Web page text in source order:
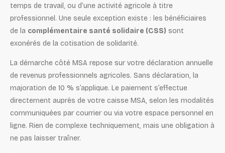
temps de travail, ou d’une activité agricole à titre
professionnel. Une seule exception existe : les bénéficiaires
de la complémentaire santé solidaire (CSS) sont
exonérés de la cotisation de solidarité.
La démarche côté MSA repose sur votre déclaration annuelle
de revenus professionnels agricoles. Sans déclaration, la
majoration de 10 % s’applique. Le paiement s’effectue
directement auprès de votre caisse MSA, selon les modalités
communiquées par courrier ou via votre espace personnel en
ligne. Rien de complexe techniquement, mais une obligation à
ne pas laisser traîner.